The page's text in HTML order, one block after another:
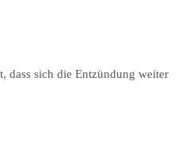
dass sich die Entzündung weiter